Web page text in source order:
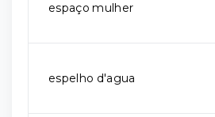
espaço mulher
espelho d'agua